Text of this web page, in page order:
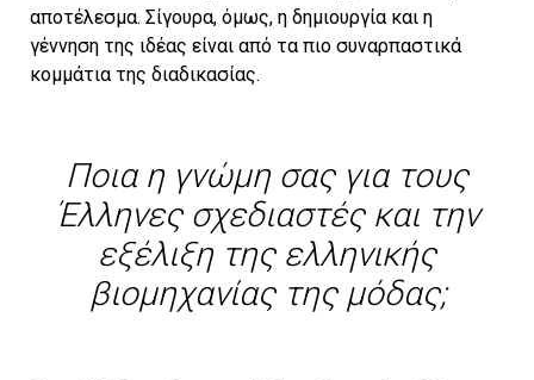
αποτέλεσμα. Σίγουρα, όμως, η δημιουργία και η
γέννηση της ιδέας είναι από τα πιο συναρπαστικά
κομμάτια της διαδικασίας.
Ποια η γνώμη σας για τους
Έλληνες σχεδιαστές και την
εξέλιξη της ελληνικής
βιομηχανίας της μόδας;